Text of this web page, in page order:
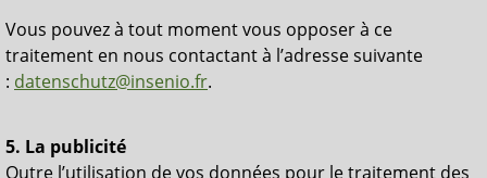
Vous pouvez à tout moment vous opposer à ce
traitement en nous contactant à l’adresse suivante
: datenschutz@insenio.fr.
5. La publicité
Outre l’utilisation de vos données pour le traitement des